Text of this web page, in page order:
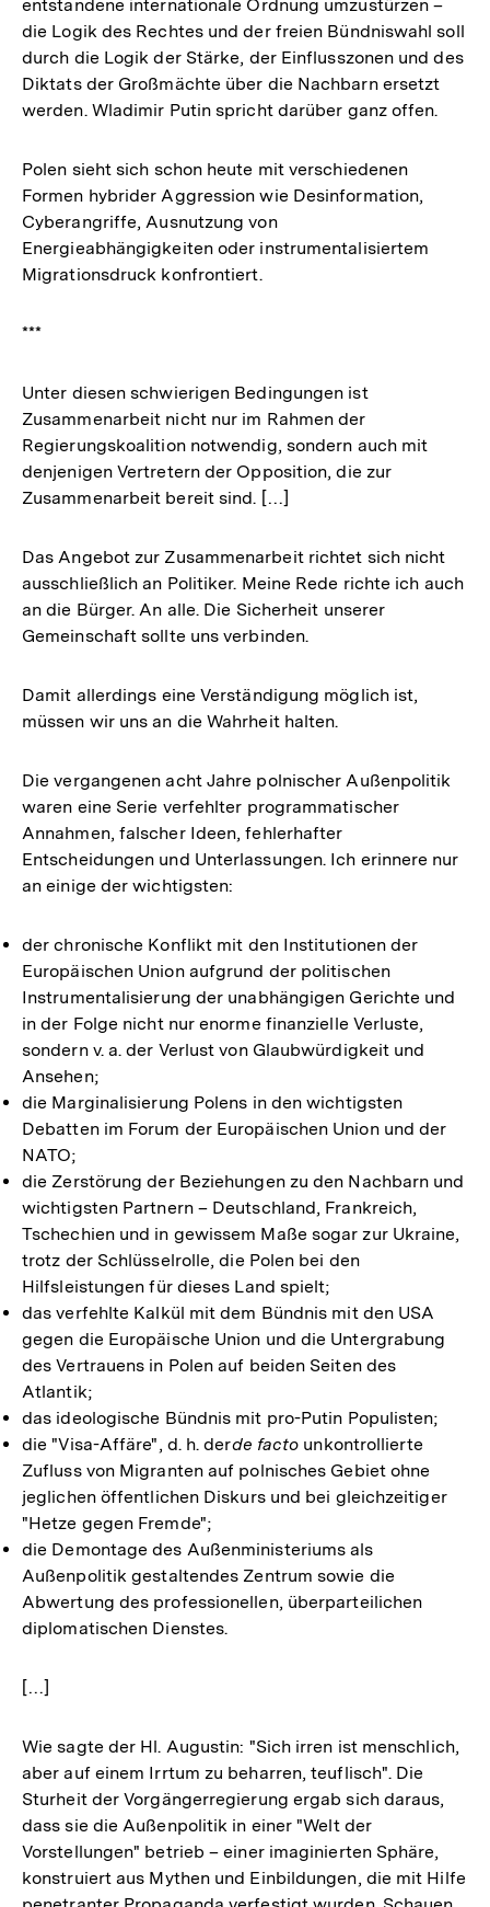
entstandene internationale Ordnung umzustürzen –
die Logik des Rechtes und der freien Bündniswahl soll
durch die Logik der Stärke, der Einflusszonen und des
Diktats der Großmächte über die Nachbarn ersetzt
werden. Wladimir Putin spricht darüber ganz offen.
Polen sieht sich schon heute mit verschiedenen
Formen hybrider Aggression wie Desinformation,
Cyberangriffe, Ausnutzung von
Energieabhängigkeiten oder instrumentalisiertem
Migrationsdruck konfrontiert.
***
Unter diesen schwierigen Bedingungen ist
Zusammenarbeit nicht nur im Rahmen der
Regierungskoalition notwendig, sondern auch mit
denjenigen Vertretern der Opposition, die zur
Zusammenarbeit bereit sind. […]
Das Angebot zur Zusammenarbeit richtet sich nicht
ausschließlich an Politiker. Meine Rede richte ich auch
an die Bürger. An alle. Die Sicherheit unserer
Gemeinschaft sollte uns verbinden.
Damit allerdings eine Verständigung möglich ist,
müssen wir uns an die Wahrheit halten.
Die vergangenen acht Jahre polnischer Außenpolitik
waren eine Serie verfehlter programmatischer
Annahmen, falscher Ideen, fehlerhafter
Entscheidungen und Unterlassungen. Ich erinnere nur
an einige der wichtigsten:
der chronische Konflikt mit den Institutionen der
Europäischen Union aufgrund der politischen
Instrumentalisierung der unabhängigen Gerichte und
in der Folge nicht nur enorme finanzielle Verluste,
sondern v. a. der Verlust von Glaubwürdigkeit und
Ansehen;
die Marginalisierung Polens in den wichtigsten
Debatten im Forum der Europäischen Union und der
NATO;
die Zerstörung der Beziehungen zu den Nachbarn und
wichtigsten Partnern – Deutschland, Frankreich,
Tschechien und in gewissem Maße sogar zur Ukraine,
trotz der Schlüsselrolle, die Polen bei den
Hilfsleistungen für dieses Land spielt;
das verfehlte Kalkül mit dem Bündnis mit den USA
gegen die Europäische Union und die Untergrabung
des Vertrauens in Polen auf beiden Seiten des
Atlantik;
das ideologische Bündnis mit pro-Putin Populisten;
die "Visa-Affäre", d. h. derde facto unkontrollierte
Zufluss von Migranten auf polnisches Gebiet ohne
jeglichen öffentlichen Diskurs und bei gleichzeitiger
"Hetze gegen Fremde";
die Demontage des Außenministeriums als
Außenpolitik gestaltendes Zentrum sowie die
Abwertung des professionellen, überparteilichen
diplomatischen Dienstes.
[…]
Wie sagte der Hl. Augustin: "Sich irren ist menschlich,
aber auf einem Irrtum zu beharren, teuflisch". Die
Sturheit der Vorgängerregierung ergab sich daraus,
dass sie die Außenpolitik in einer "Welt der
Vorstellungen" betrieb – einer imaginierten Sphäre,
konstruiert aus Mythen und Einbildungen, die mit Hilfe